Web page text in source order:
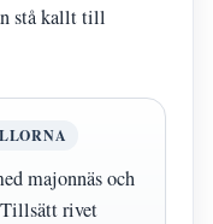
stå kallt till
majonnäs och
rivet